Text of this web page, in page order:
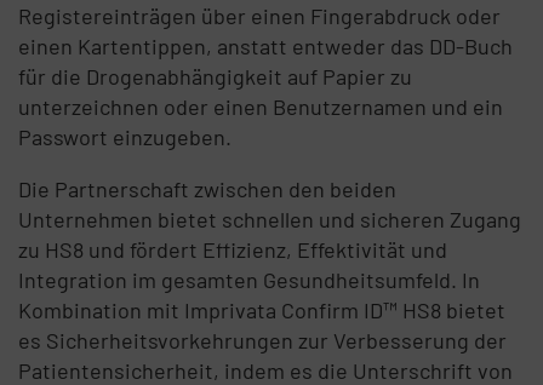
Registereinträgen über einen Fingerabdruck oder
einen Kartentippen, anstatt entweder das DD-Buch
für die Drogenabhängigkeit auf Papier zu
unterzeichnen oder einen Benutzernamen und ein
Passwort einzugeben.
Die Partnerschaft zwischen den beiden
Unternehmen bietet schnellen und sicheren Zugang
zu HS8 und fördert Effizienz, Effektivität und
Integration im gesamten Gesundheitsumfeld. In
Kombination mit Imprivata Confirm ID™ HS8 bietet
es Sicherheitsvorkehrungen zur Verbesserung der
Patientensicherheit, indem es die Unterschrift von